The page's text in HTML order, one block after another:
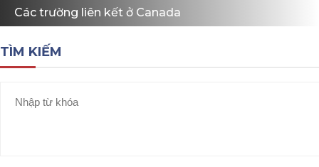
Các trường liên kết ở Canada
TÌM KIẾM